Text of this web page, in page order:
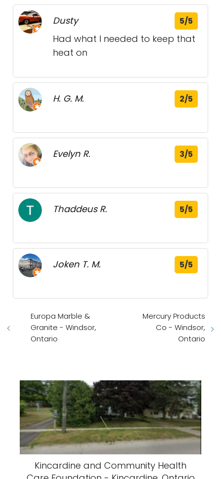
Dusty 5/5
Had what I needed to keep that
heat on
H. G. M. 2/5
Evelyn R. 3/5
Thaddeus R. 5/5
Joken T. M. 5/5
Europa Marble &
Granite - Windsor,
Ontario
Mercury Products
Co - Windsor,
Ontario
Kincardine and Community Health